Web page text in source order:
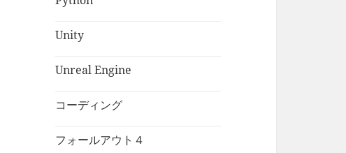
Unity
Unreal Engine
コーディング
フォールアウト４